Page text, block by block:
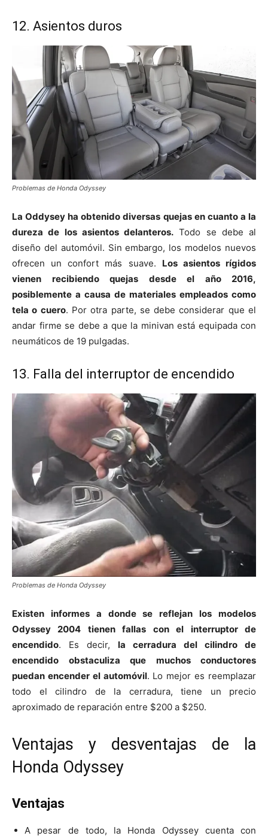
12. Asientos duros
Problemas de Honda Odyssey
La Oddysey ha obtenido diversas quejas en cuanto a la
dureza de los asientos delanteros. Todo se debe al
diseño del automóvil. Sin embargo, los modelos nuevos
ofrecen un confort más suave. Los asientos rígidos
vienen recibiendo quejas desde el año 2016,
posiblemente a causa de materiales empleados como
tela o cuero. Por otra parte, se debe considerar que el
andar firme se debe a que la minivan está equipada con
neumáticos de 19 pulgadas.
13. Falla del interruptor de encendido
Problemas de Honda Odyssey
Existen informes a donde se reflejan los modelos
Odyssey 2004 tienen fallas con el interruptor de
encendido. Es decir, la cerradura del cilindro de
encendido obstaculiza que muchos conductores
puedan encender el automóvil. Lo mejor es reemplazar
todo el cilindro de la cerradura, tiene un precio
aproximado de reparación entre $200 a $250.
Ventajas y desventajas de la
Honda Odyssey
Ventajas
A pesar de todo, la Honda Odyssey cuenta con